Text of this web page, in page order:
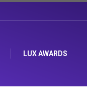
LUX AWARDS